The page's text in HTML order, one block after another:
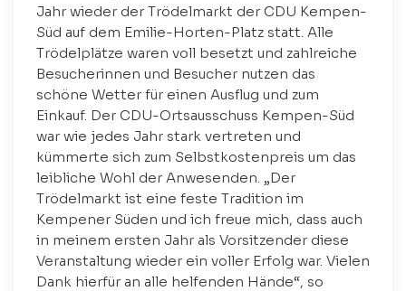
Jahr wieder der Trödelmarkt der CDU Kempen-
Süd auf dem Emilie-Horten-Platz statt. Alle
Trödelplätze waren voll besetzt und zahlreiche
Besucherinnen und Besucher nutzen das
schöne Wetter für einen Ausflug und zum
Einkauf. Der CDU-Ortsausschuss Kempen-Süd
war wie jedes Jahr stark vertreten und
kümmerte sich zum Selbstkostenpreis um das
leibliche Wohl der Anwesenden. „Der
Trödelmarkt ist eine feste Tradition im
Kempener Süden und ich freue mich, dass auch
in meinem ersten Jahr als Vorsitzender diese
Veranstaltung wieder ein voller Erfolg war. Vielen
Dank hierfür an alle helfenden Hände“, so